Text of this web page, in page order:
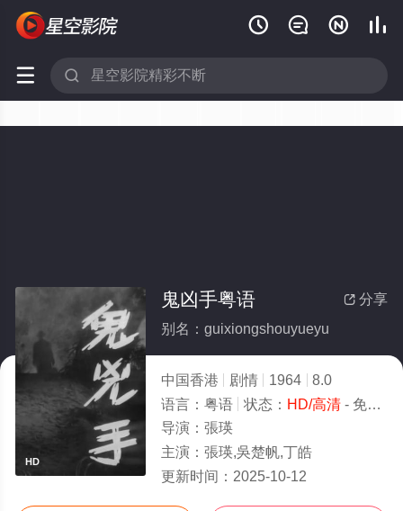
   
 
HD
 分享
鬼凶手粤语
别名：guixiongshouyueyu
中国香港 剧情 1964
8.0
语言： 粤语 状态： HD/高清- 免费在线观看
导演： 張瑛
主演： 張瑛,吳楚帆,丁皓
更新时间： 2025-10-12